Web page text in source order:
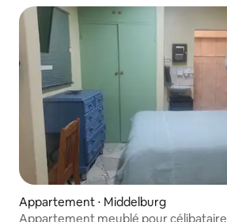
Appartement ⋅ Middelburg
Appartement meublé pour célibataire